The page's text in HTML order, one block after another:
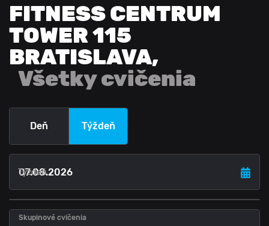
FITNESS CENTRUM
TOWER 115
BRATISLAVA,
Všetky cvičenia
Deň Týždeň
Týždeň
Skupinové cvičenia